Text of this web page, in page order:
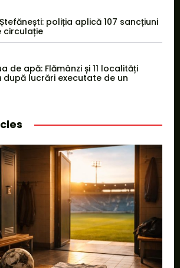
poliția aplică 107 sancțiuni
circulație
de apă: Flămânzi și 11 localități
lucrări executate de un